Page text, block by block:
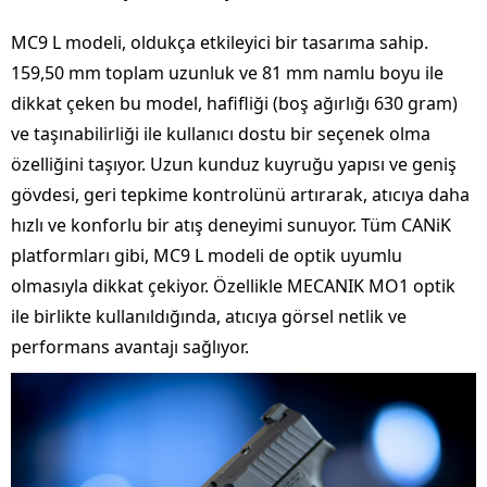
MC9 L modeli, oldukça etkileyici bir tasarıma sahip.
159,50 mm toplam uzunluk ve 81 mm namlu boyu ile
dikkat çeken bu model, hafifliği (boş ağırlığı 630 gram)
ve taşınabilirliği ile kullanıcı dostu bir seçenek olma
özelliğini taşıyor. Uzun kunduz kuyruğu yapısı ve geniş
gövdesi, geri tepkime kontrolünü artırarak, atıcıya daha
hızlı ve konforlu bir atış deneyimi sunuyor. Tüm CANiK
platformları gibi, MC9 L modeli de optik uyumlu
olmasıyla dikkat çekiyor. Özellikle MECANIK MO1 optik
ile birlikte kullanıldığında, atıcıya görsel netlik ve
performans avantajı sağlıyor.